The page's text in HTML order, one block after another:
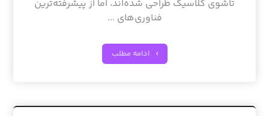
تاشوی کلاسیک طراحی شده‌اند، اما از پیشرفته‌ترین
فناوری‌های ...
ادامه مطلب